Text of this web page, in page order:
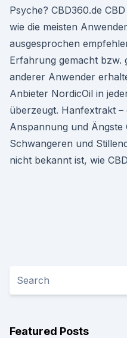
Psyche? CBD360.de
wie die meisten
ausgesprochen
Erfahrung gemacht bzw.
anderer Anwender
Anbieter NordicOil in
überzeugt. Hanfextrakt –
Anspannung und Ängste
Schwangeren und
nicht bekannt ist, wie
Featured Posts